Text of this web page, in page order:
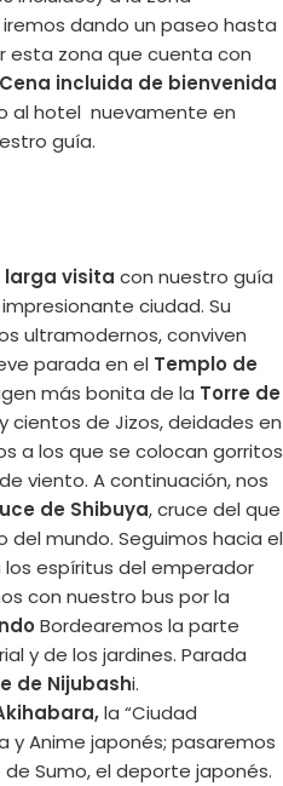
dando un paseo hasta
esta zona que cuenta con
Cena incluida de bienvenida
al hotel nuevamente en
guía.
larga visita con nuestro guía
ciudad. Su
ultramodernos, conviven
parada en el Templo de
más bonita de la Torre de
cientos de Jizos, deidades en
a los que se colocan gorritos
viento. A continuación, nos
de Shibuya, cruce del que
mundo. Seguimos hacia el
espíritus del emperador
con nuestro bus por la
Bordearemos la parte
y de los jardines. Parada
de Nijubashi.
la “Ciudad
y Anime japonés; pasaremos
Sumo, el deporte japonés.